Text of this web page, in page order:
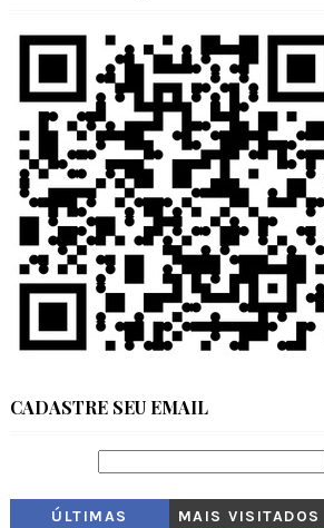
CADASTRE SEU EMAIL
ÚLTIMAS MAIS VISITADOS